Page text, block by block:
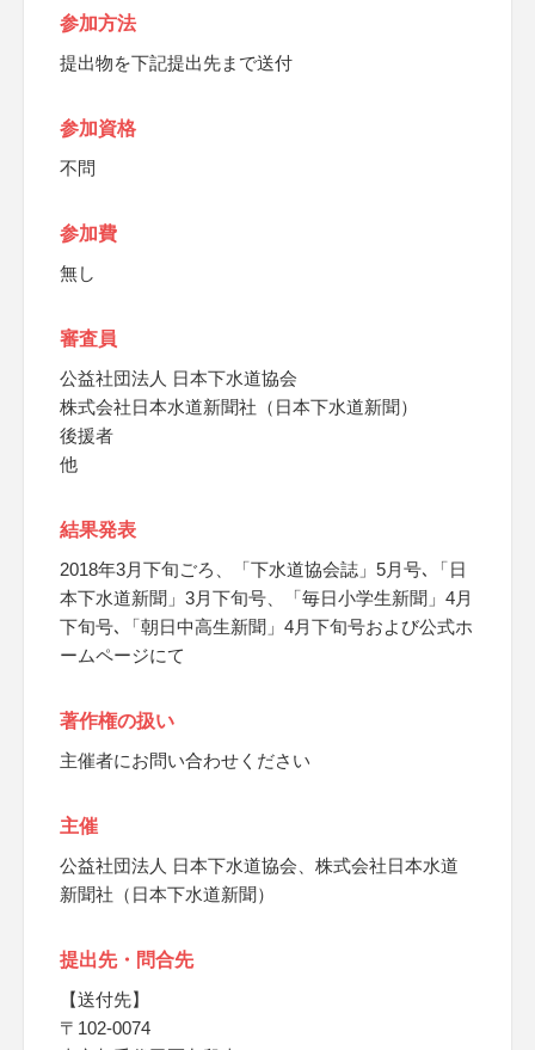
参加方法
提出物を下記提出先まで送付
参加資格
不問
参加費
無し
審査員
公益社団法人 日本下水道協会
株式会社日本水道新聞社（日本下水道新聞）
後援者
他
結果発表
2018年3月下旬ごろ、「下水道協会誌」5月号､「日
本下水道新聞」3月下旬号、「毎日小学生新聞」4月
下旬号､「朝日中高生新聞」4月下旬号および公式ホ
ームページにて
著作権の扱い
主催者にお問い合わせください
主催
公益社団法人 日本下水道協会、株式会社日本水道
新聞社（日本下水道新聞）
提出先・問合先
【送付先】
〒102-0074